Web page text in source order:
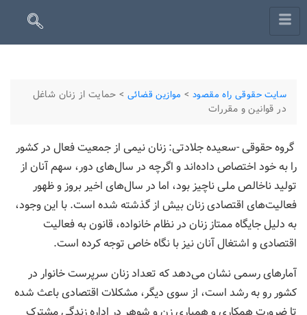
سایت حقوقی راه مقصود > موازین قضائی > حمایت از زنان شاغل
در قوانین و مقررات
گروه حقوقی -سعیده جلادتی: زنان نیمی از جمعیت فعال در کشور
را به خود اختصاص داده‌اند و اگرچه در سال‌های دور، سهم آنان از
تولید ناخالص ملی ناچیز بود، اما در سال‌های اخیر بروز و ظهور
فعالیت‌های اقتصادی زنان بیش از گذشته شده است. با این وجود،
به دلیل جایگاه ممتاز زنان در نظام خانواده، قانون به فعالیت
اقتصادی و اشتغال آنان نیز با نگاه خاص توجه کرده است.
آمارهای رسمی نشان می‌دهد که تعداد زنان سرپرست خانوار در
کشور رو به رشد است، از سوی دیگر، مشکلات اقتصادی باعث شده